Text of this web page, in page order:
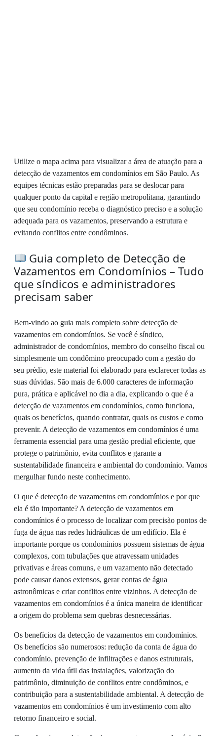
Utilize o mapa acima para visualizar a área de atuação para a
detecção de vazamentos em condomínios em São Paulo. As
equipes técnicas estão preparadas para se deslocar para
qualquer ponto da capital e região metropolitana, garantindo
que seu condomínio receba o diagnóstico preciso e a solução
adequada para os vazamentos, preservando a estrutura e
evitando conflitos entre condôminos.
Guia completo de Detecção de
Vazamentos em Condomínios – Tudo
que síndicos e administradores
precisam saber
Bem-vindo ao guia mais completo sobre detecção de
vazamentos em condomínios. Se você é síndico,
administrador de condomínios, membro do conselho fiscal ou
simplesmente um condômino preocupado com a gestão do
seu prédio, este material foi elaborado para esclarecer todas as
suas dúvidas. São mais de 6.000 caracteres de informação
pura, prática e aplicável no dia a dia, explicando o que é a
detecção de vazamentos em condomínios, como funciona,
quais os benefícios, quando contratar, quais os custos e como
prevenir. A detecção de vazamentos em condomínios é uma
ferramenta essencial para uma gestão predial eficiente, que
protege o patrimônio, evita conflitos e garante a
sustentabilidade financeira e ambiental do condomínio. Vamos
mergulhar fundo neste conhecimento.
O que é detecção de vazamentos em condomínios e por que
ela é tão importante? A detecção de vazamentos em
condomínios é o processo de localizar com precisão pontos de
fuga de água nas redes hidráulicas de um edifício. Ela é
importante porque os condomínios possuem sistemas de água
complexos, com tubulações que atravessam unidades
privativas e áreas comuns, e um vazamento não detectado
pode causar danos extensos, gerar contas de água
astronômicas e criar conflitos entre vizinhos. A detecção de
vazamentos em condomínios é a única maneira de identificar
a origem do problema sem quebras desnecessárias.
Os benefícios da detecção de vazamentos em condomínios.
Os benefícios são numerosos: redução da conta de água do
condomínio, prevenção de infiltrações e danos estruturais,
aumento da vida útil das instalações, valorização do
patrimônio, diminuição de conflitos entre condôminos, e
contribuição para a sustentabilidade ambiental. A detecção de
vazamentos em condomínios é um investimento com alto
retorno financeiro e social.